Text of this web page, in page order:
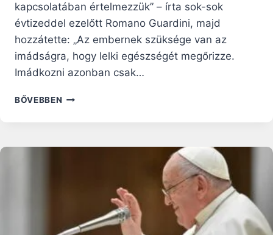
kapcsolatában értelmezzük” – írta sok-sok
évtizeddel ezelőtt Romano Guardini, majd
hozzátette: „Az embernek szüksége van az
imádságra, hogy lelki egészségét megőrizze.
Imádkozni azonban csak…
BŐVEBBEN BŰN